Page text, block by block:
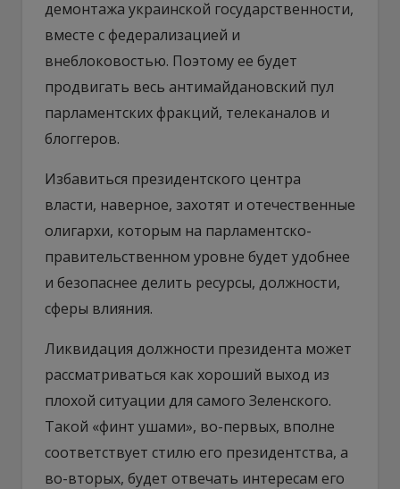
демонтажа украинской государственности,
вместе с федерализацией и
внеблоковостью. Поэтому ее будет
продвигать весь антимайдановский пул
парламентских фракций, телеканалов и
блоггеров.
Избавиться президентского центра
власти, наверное, захотят и отечественные
олигархи, которым на парламентско-
правительственном уровне будет удобнее
и безопаснее делить ресурсы, должности,
сферы влияния.
Ликвидация должности президента может
рассматриваться как хороший выход из
плохой ситуации для самого Зеленского.
Такой «финт ушами», во-первых, вполне
соответствует стилю его президентства, а
во-вторых, будет отвечать интересам его